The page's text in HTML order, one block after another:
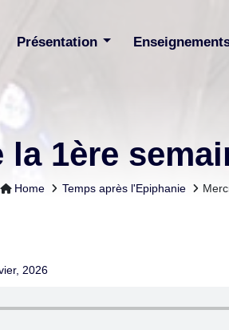
Présentation
la 1ère
Home Temps après l'Epiphanie
2026